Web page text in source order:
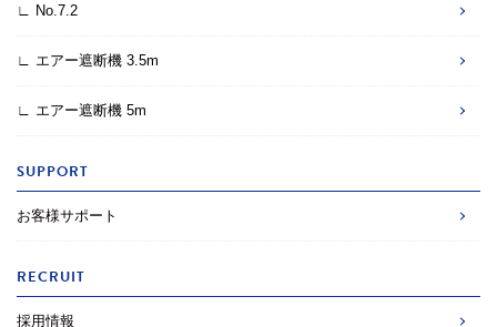
∟ No.7.2
∟ エアー遮断機 3.5m
∟ エアー遮断機 5m
SUPPORT
お客様サポート
RECRUIT
採用情報